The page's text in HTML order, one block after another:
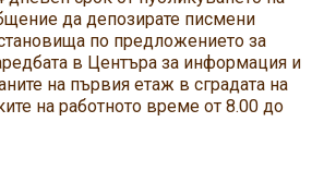
да депозирате писмени
по предложението за
в Центъра за информация и
на първия етаж в сградата на
на работното време от 8.00 до